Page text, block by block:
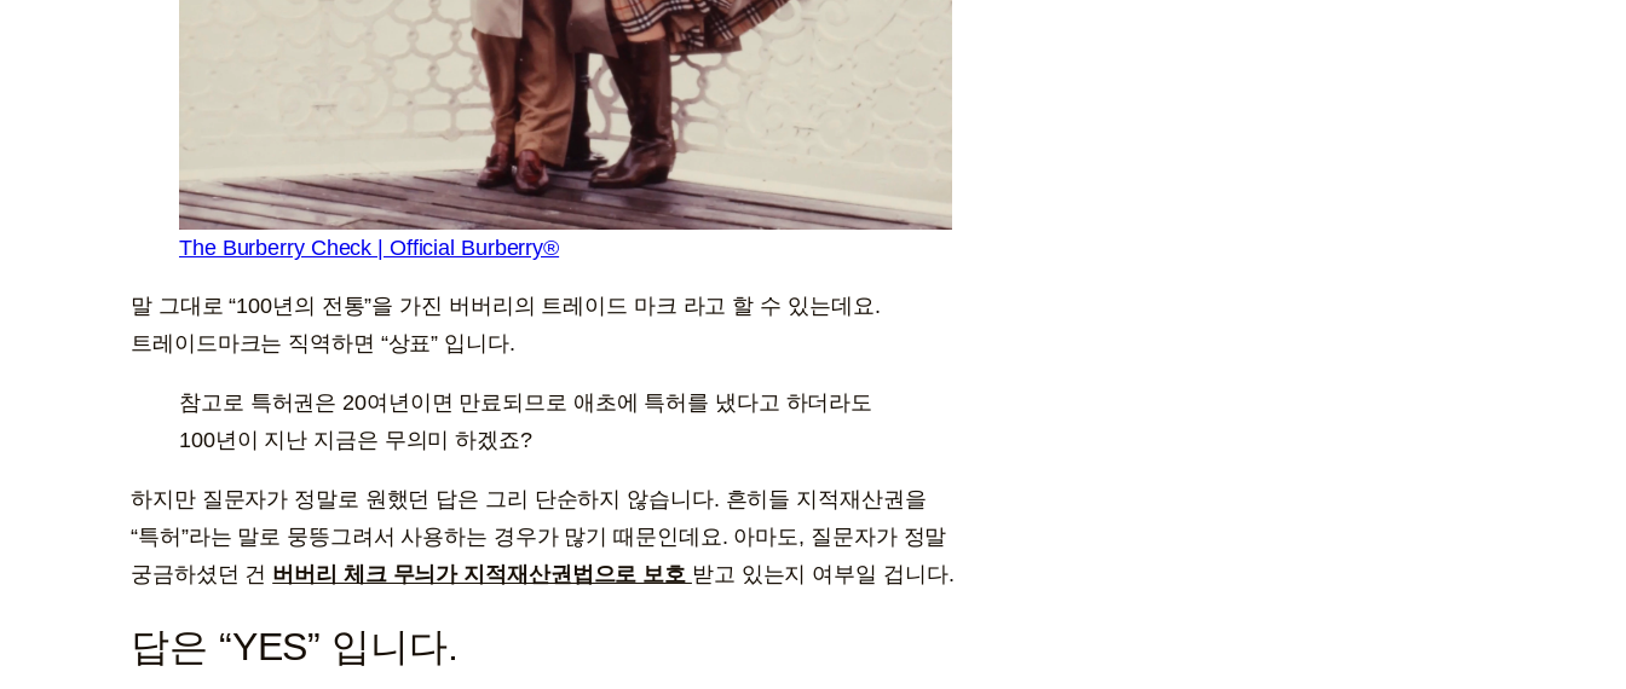
The Burberry Check | Official Burberry®
말 그대로 “100년의 전통”을 가진 버버리의 트레이드 마크 라고 할 수 있는데요.
트레이드마크는 직역하면 “상표” 입니다.
참고로 특허권은 20여년이면 만료되므로 애초에 특허를 냈다고 하더라도
100년이 지난 지금은 무의미 하겠죠?
하지만 질문자가 정말로 원했던 답은 그리 단순하지 않습니다. 흔히들 지적재산권을
“특허”라는 말로 뭉뜽그려서 사용하는 경우가 많기 때문인데요. 아마도, 질문자가 정말
궁금하셨던 건 버버리 체크 무늬가 지적재산권법으로 보호 받고 있는지 여부일 겁니다.
답은 “YES” 입니다.